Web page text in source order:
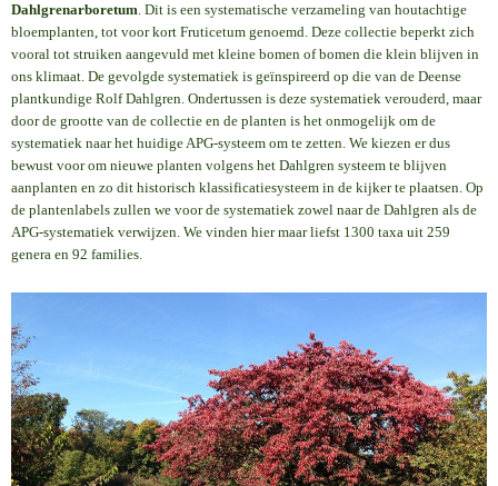
Dahlgrenarboretum. Dit is een systematische verzameling van houtachtige
bloemplanten, tot voor kort Fruticetum genoemd. Deze collectie beperkt zich
vooral tot struiken aangevuld met kleine bomen of bomen die klein blijven in
ons klimaat. De gevolgde systematiek is geïnspireerd op die van de Deense
plantkundige Rolf Dahlgren. Ondertussen is deze systematiek verouderd, maar
door de grootte van de collectie en de planten is het onmogelijk om de
systematiek naar het huidige APG-systeem om te zetten. We kiezen er dus
bewust voor om nieuwe planten volgens het Dahlgren systeem te blijven
aanplanten en zo dit historisch klassificatiesysteem in de kijker te plaatsen. Op
de plantenlabels zullen we voor de systematiek zowel naar de Dahlgren als de
APG-systematiek verwijzen. We vinden hier maar liefst 1300 taxa uit 259
genera en 92 families.